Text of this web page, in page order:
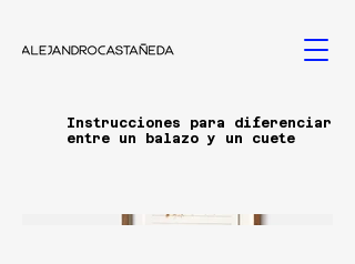
Instrucciones para diferenciar
entre un balazo y un cuete